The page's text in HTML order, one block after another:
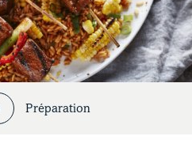
Préparation